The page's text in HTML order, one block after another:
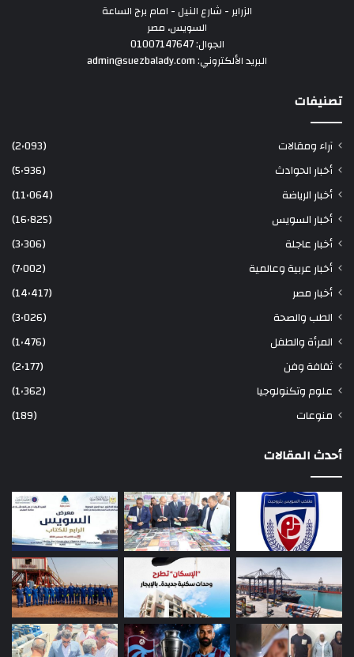
الزراير - شارع النيل - امام برج الساعة
السويس، مصر
الجوال: 01007147647
البريد الألكتروني: admin@suezbalady.com
تصنيفات
آراء ومقالات
(2٬093)
أخبار الحوادث
(5٬936)
أخبار الرياضة
(11٬064)
أخبار السويس
(16٬825)
أخبار عاجلة
(3٬306)
أخبار عربية وعالمية
(7٬002)
أخبار مصر
(14٬417)
الطب والصحة
(3٬026)
المرأة والطفل
(1٬476)
ثقافة وفن
(2٬177)
علوم وتكنولوجيا
(1٬362)
منوعات
(189)
أحدث المقالات